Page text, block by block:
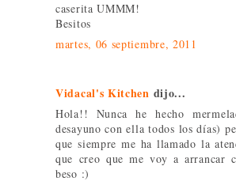
caserita UMMM!
Besitos
martes, 06 septiembre, 2011
Vidacal's Kitchen dijo...
Hola!! Nunca he hecho
desayuno con ella todos los días)
que siempre me ha llamado la
que creo que me voy a arrancar
beso :)